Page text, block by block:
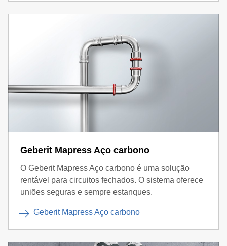
Geberit Mapress Aço carbono
O Geberit Mapress Aço carbono é uma solução
rentável para circuitos fechados. O sistema oferece
uniões seguras e sempre estanques.
Geberit Mapress Aço carbono